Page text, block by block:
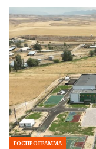
ГОСПРОГРАММА